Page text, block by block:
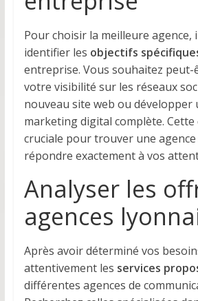
Pour choisir la meilleure agence,
identifier les objectifs
entreprise. Vous souhaitez peut-
votre visibilité sur les réseaux
nouveau site web ou développer
marketing digital complète.
cruciale pour trouver une agence
répondre exactement à vos
Analyser les
agences
Après avoir déterminé vos
attentivement les services
différentes agences de